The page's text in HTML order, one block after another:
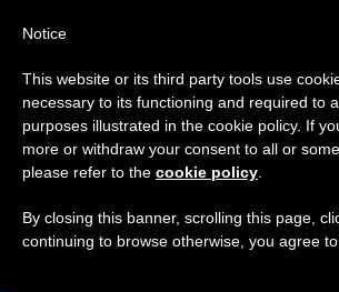
Notice
This website or its third party tools use
necessary to its functioning and required to
purposes illustrated in the cookie policy. If
more or withdraw your consent to all or
please refer to the cookie policy
By closing this banner, scrolling this page,
continuing to browse otherwise, you agree